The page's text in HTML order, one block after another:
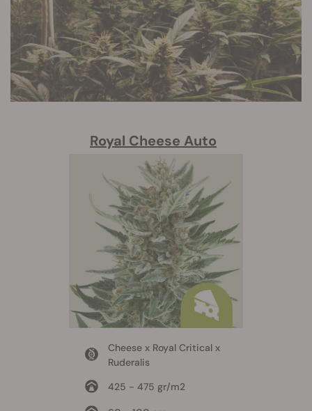
Royal Cheese Auto
Cheese x Royal Critical x
Ruderalis
425 - 475 gr/m2